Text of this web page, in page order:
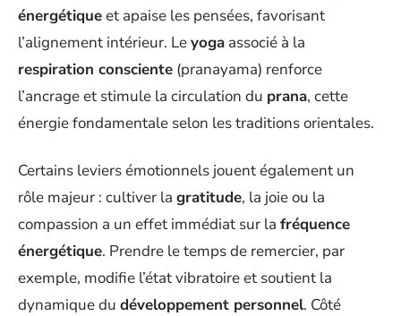
énergétiqueet apaise les pensées, favorisant
l’alignement intérieur. Leyoga associé à la
respiration consciente (pranayama) renforce
l’ancrage et stimule la circulation du prana, cette
énergie fondamentale selon les traditions orientales.
Certains leviers émotionnels jouent également un
rôle majeur : cultiver la gratitude, la joie ou la
compassion a un effet immédiat sur la fréquence
énergétique. Prendre le temps de remercier, par
exemple, modifie l’état vibratoire et soutient la
dynamique du développement personnel. Côté